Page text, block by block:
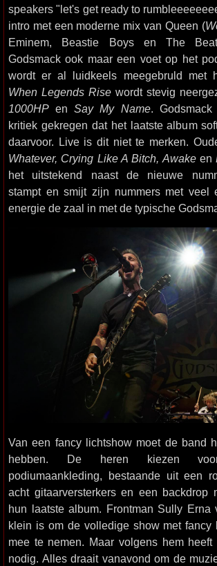
speakers "let's get ready to
intro met een moderne mix van Queen (
Eminem, Beastie Boys en The
Godsmack ook maar een voet op het
wordt er al luidkeels meegebruld met
When Legends Rise wordt stevig
1000HP enSay My Name.
kritiek gekregen dat het laatste album
daarvoor. Live is dit niet te merken.
Whatever, Crying Like A Bitch, Awakeen
het uitstekend naast de nieuwe
stampt en smijt zijn nummers met veel
energie de zaal in met de typische
Van een fancy lichtshow moet de band
hebben. De heren kiezen
podiumaankleding, bestaande uit een
acht gitaarversterkers en een backdrop
hun laatste album. Frontman Sully Erna
klein is om de volledige show met fancy
mee te nemen. Maar volgens hem
nodig. Alles draait vanavond om de